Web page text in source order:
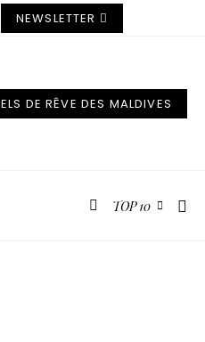
NEWSLETTER
DE RÊVE DES MALDIVES
TOP 10